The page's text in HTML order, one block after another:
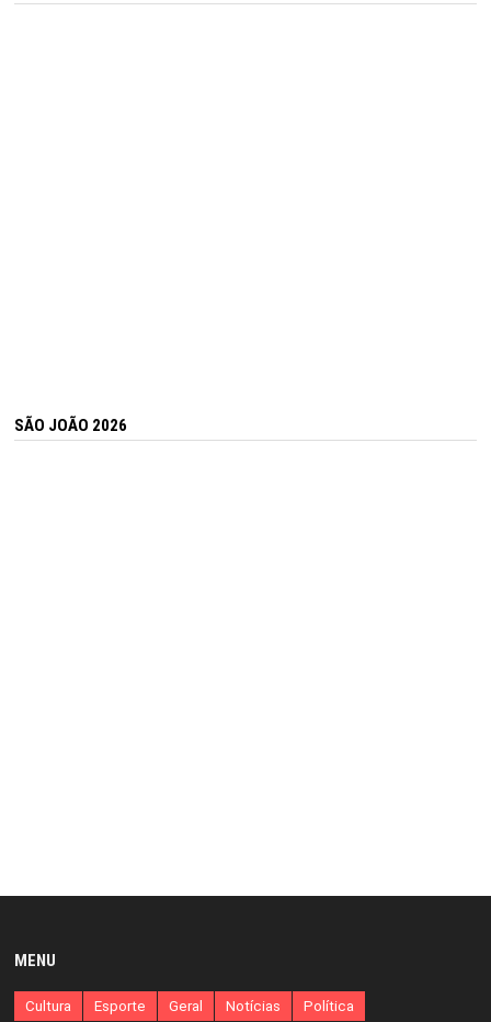
SÃO JOÃO 2026
MENU
Cultura Esporte Geral Notícias Política